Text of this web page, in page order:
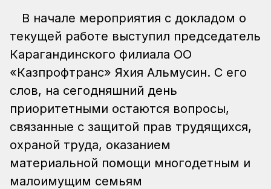
В начале мероприятия с докладом о
текущей работе выступил председатель
Карагандинского филиала ОО
«Казпрофтранс» Яхия Альмусин. С его
слов, на сегодняшний день
приоритетными остаются вопросы,
связанные с защитой прав трудящихся,
охраной труда, оказанием
материальной помощи многодетным и
малоимущим семьям